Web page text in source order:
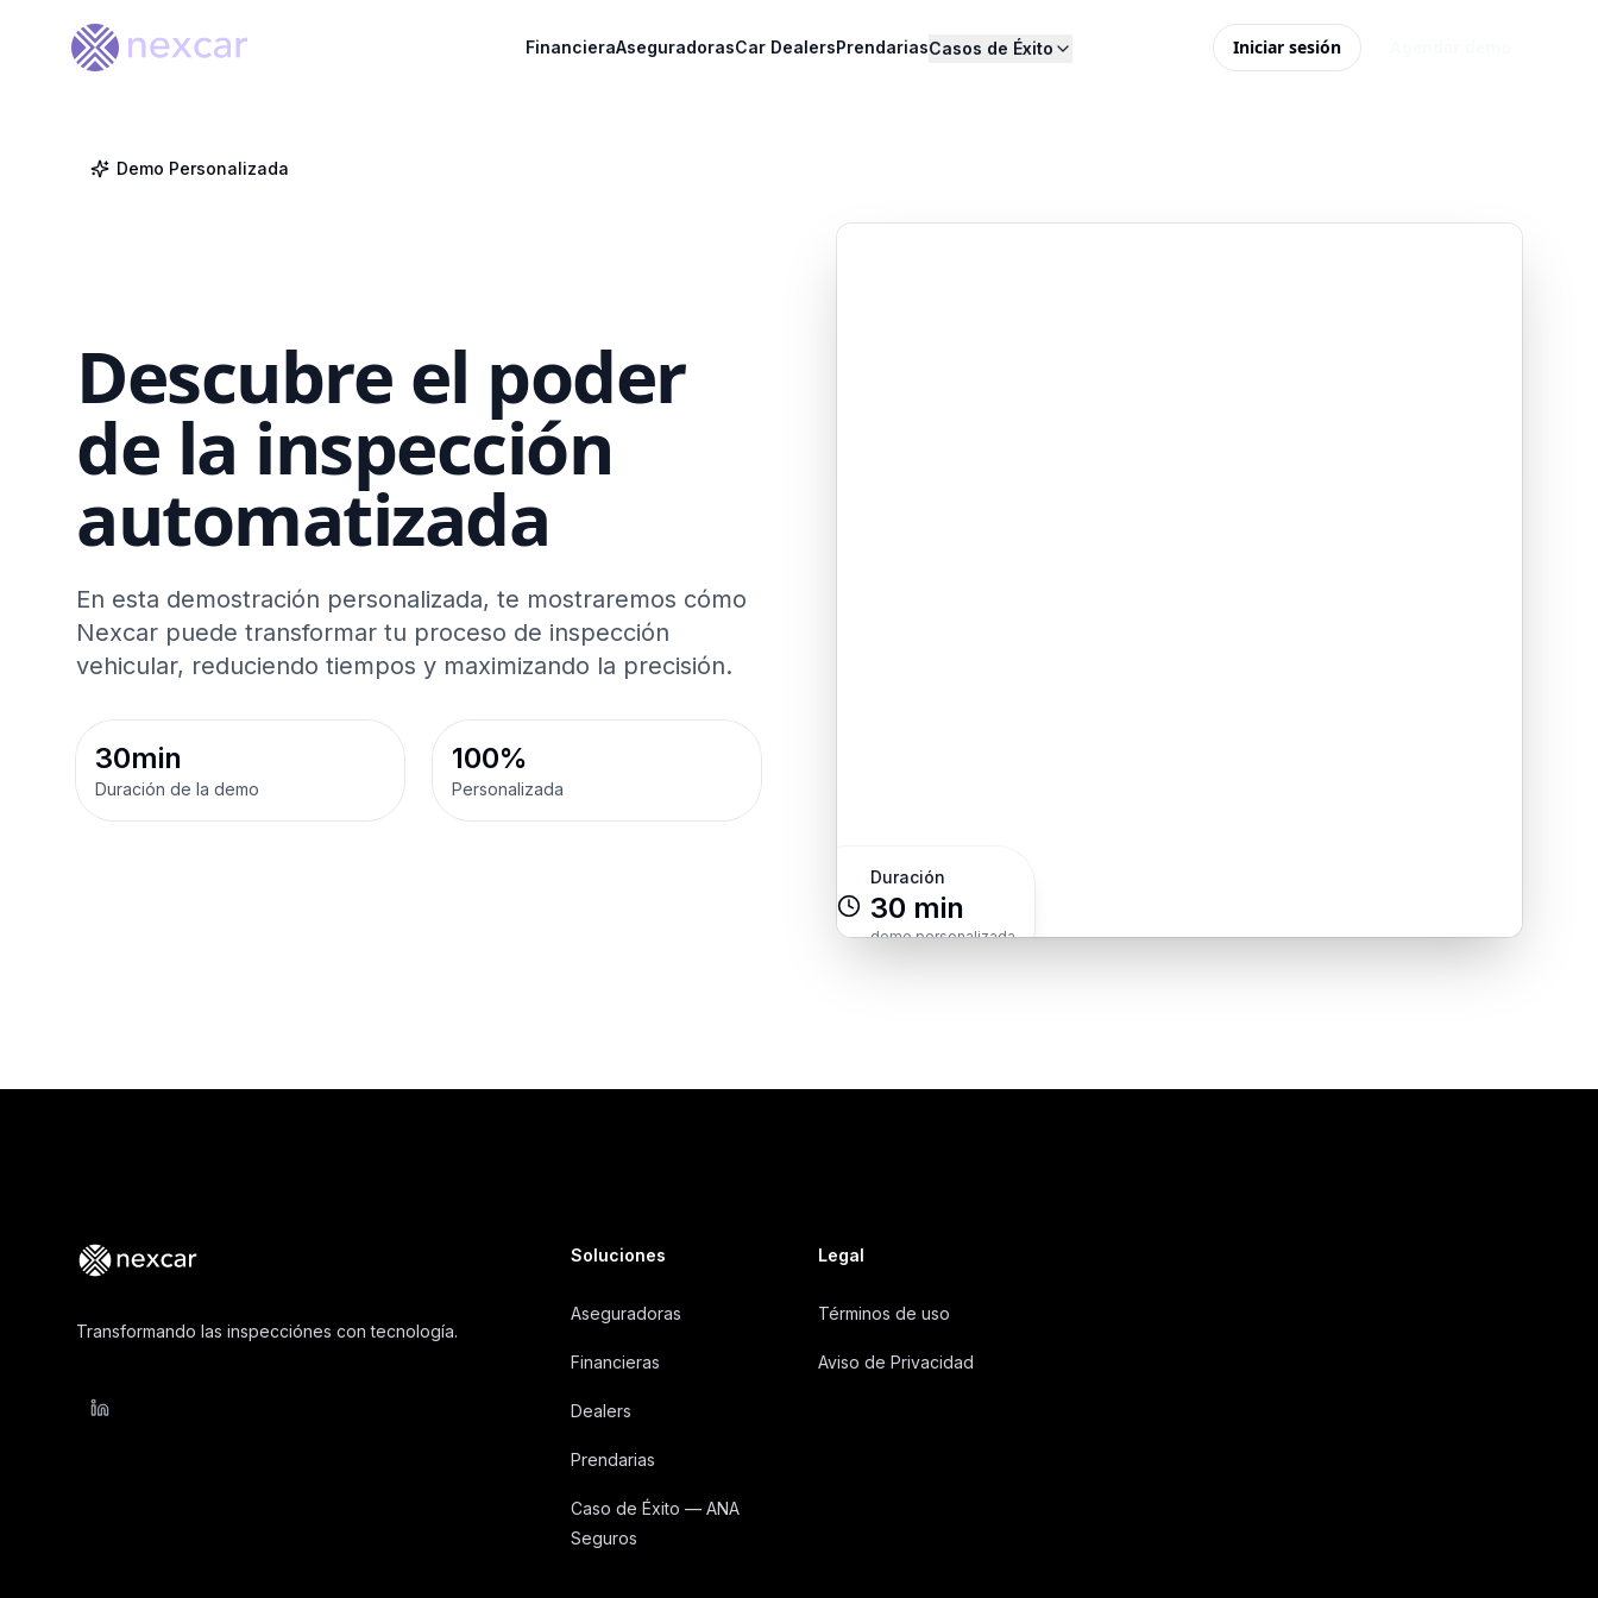
FinancieraAseguradorasCar DealersPrendariasCasos de Éxito Iniciar sesión
Demo Personalizada
Descubre el poder
de la inspección
automatizada
En esta demostración personalizada, te mostraremos cómo
Nexcar puede transformar tu proceso de inspección
vehicular, reduciendo tiempos y maximizando la precisión.
30min
Duración de la demo
100%
Personalizada
Duración
30 min
demo personalizada
Transformando las inspecciónes con tecnología.
LinkedIn
Soluciones
Aseguradoras
Financieras
Dealers
Prendarias
Caso de Éxito — ANA
Seguros
Legal
Términos de uso
Aviso de Privacidad